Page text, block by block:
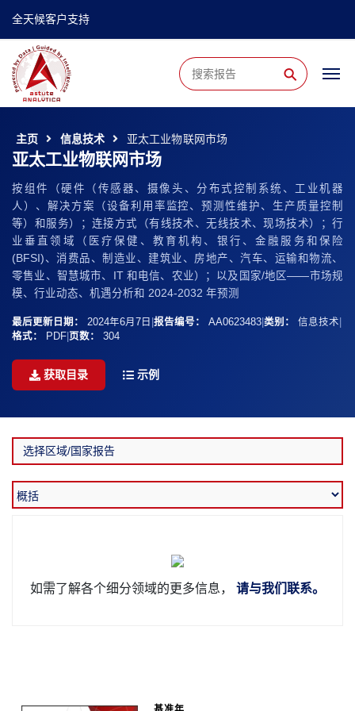
全天候客户支持
⚲
主页 信息技术 亚太工业物联网市场
亚太工业物联网市场
按组件（硬件（传感器、摄像头、分布式控制系统、工业机器
人）、解决方案（设备利用率监控、预测性维护、生产质量控制
等）和服务）；连接方式（有线技术、无线技术、现场技术）；行
业垂直领域（医疗保健、教育机构、银行、金融服务和保险
(BFSI)、消费品、制造业、建筑业、房地产、汽车、运输和物流、
零售业、智慧城市、IT 和电信、农业）；以及国家/地区——市场规
模、行业动态、机遇分析和 2024-2032 年预测
最后更新日期： 2024年6月7日 报告编号： AA0623483 类别： 信息技术
格式：
PDF 页数： 304
获取目录 示例
如需了解各个细分领域的更多信息， 请与我们联系。